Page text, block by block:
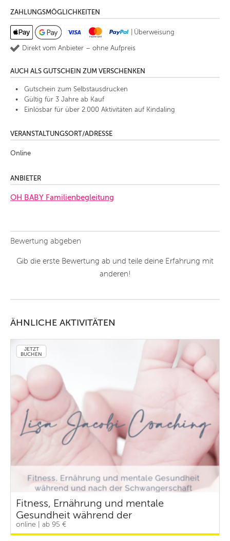
ZAHLUNGSMÖGLICHKEITEN
Überweisung
Direkt vom Anbieter – ohne Aufpreis
AUCH ALS GUTSCHEIN ZUM VERSCHENKEN
Gutschein zum Selbstausdrucken
Gültig für 3 Jahre ab Kauf
Einlösbar für über 2.000 Aktivitäten auf Kindaling
VERANSTALTUNGSORT/ADRESSE
Online
ANBIETER
OH BABY Familienbegleitung
Bewertung abgeben
Gib die erste Bewertung ab und teile deine Erfahrung mit
anderen!
ÄHNLICHE AKTIVITÄTEN
JETZT
BUCHEN
Fitness, Ernährung und mentale
Gesundheit während der
Schwangerschaft
online | ab 95 €